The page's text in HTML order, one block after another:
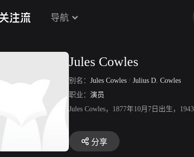
导航
Jules Cowles
别名： Jules Cowles / Julius D. Cowles
职业： 演员
Jules Cowles，1877年10月7日出生，
分享